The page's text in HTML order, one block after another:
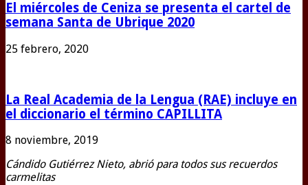
El miércoles de Ceniza se presenta el cartel de
semana Santa de Ubrique 2020
25 febrero, 2020
La Real Academia de la Lengua (RAE) incluye en
el diccionario el término CAPILLITA
8 noviembre, 2019
Cándido Gutiérrez Nieto, abrió para todos sus recuerdos
carmelitas